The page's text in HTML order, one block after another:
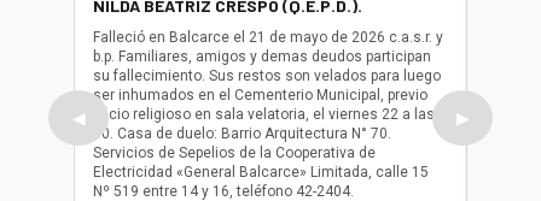
◀
NILDA BEATRIZ CRESPO (Q.E.P.D.).
Falleció en Balcarce el 21 de mayo de 2026 c.a.s.r. y
b.p. Familiares, amigos y demas deudos participan
su fallecimiento. Sus restos son velados para luego
ser inhumados en el Cementerio Municipal, previo
oficio religioso en sala velatoria, el viernes 22 a las
10. Casa de duelo: Barrio Arquitectura N° 70.
Servicios de Sepelios de la Cooperativa de
Electricidad «General Balcarce» Limitada, calle 15
Nº 519 entre 14 y 16, teléfono 42-2404.
ser
oficio
▶